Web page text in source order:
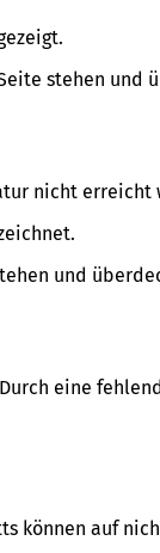
stehen und
nicht erreicht
und
eine
können auf